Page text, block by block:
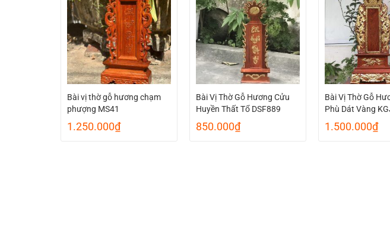
Bài vị thờ gỗ hương chạm
phượng MS41
1.250.000₫
Bài Vị Thờ Gỗ Hương Cửu
Huyền Thất Tổ DSF889
850.000₫
Bài Vị Thờ Gỗ
Phù Dát Vàng
1.500.000₫